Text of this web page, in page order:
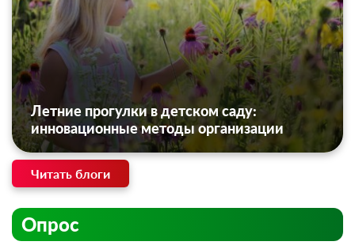
Летние прогулки в детском саду:
инновационные методы организации
Читать блоги
Опрос